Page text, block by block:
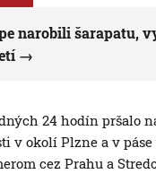
narobili šarapatu,
24 hodín pršalo
v okolí Plzne a v páse
cez Prahu a